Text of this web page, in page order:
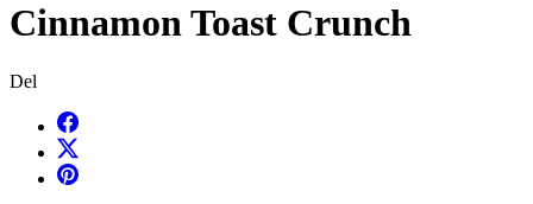
Cinnamon Toast Crunch
Del